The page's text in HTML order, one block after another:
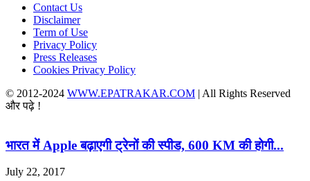
Contact Us
Disclaimer
Term of Use
Privacy Policy
Press Releases
Cookies Privacy Policy
© 2012-2024 WWW.EPATRAKAR.COM | All Rights Reserved
और पढ़े !
भारत में Apple बढ़ाएगी ट्रेनों की स्पीड, 600 KM की होगी...
July 22, 2017